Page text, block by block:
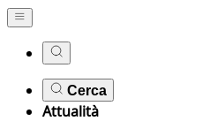
Cerca
Attualità